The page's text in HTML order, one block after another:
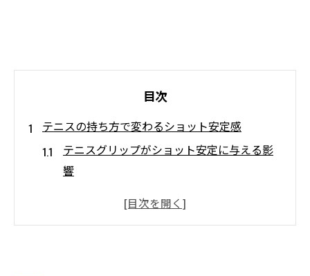
目次
テニスの持ち方で変わるショット安定感
テニスグリップがショット安定に与える影
響
テニスの持ち方で変わるフォームの基礎知